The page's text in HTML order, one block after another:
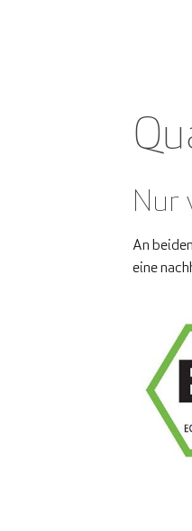
Nur
An
eine